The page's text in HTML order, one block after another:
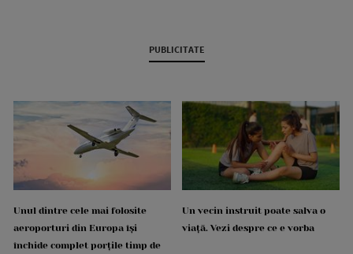
PUBLICITATE
Unul dintre cele mai folosite
aeroporturi din Europa își
închide complet porțile timp de
Un vecin instruit poate salva o
viață. Vezi despre ce e vorba